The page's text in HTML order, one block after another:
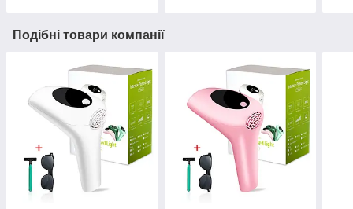
Подібні товари компанії